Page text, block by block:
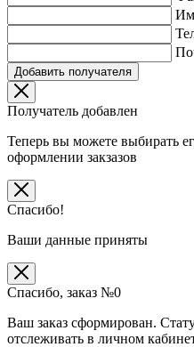
Добавить получателя
Получатель добавлен
Теперь вы можете выбирать
оформлении закзазов
Спасибо!
Ваши данные приняты
Спасибо, заказ №0
Ваш заказ сформирован.
отслеживать в личном